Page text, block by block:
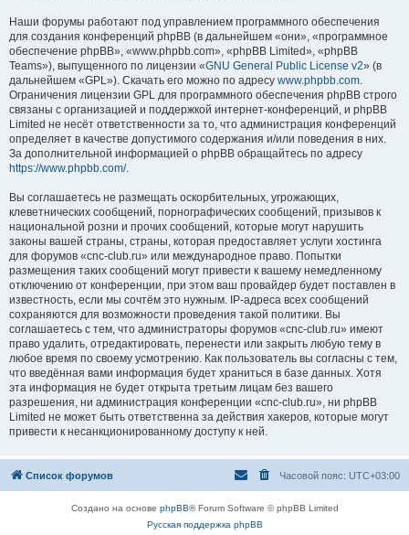
Наши форумы работают под управлением программного обеспечения
для создания конференций phpBB (в дальнейшем «они», «программное
обеспечение phpBB», «www.phpbb.com», «phpBB Limited», «phpBB
Teams»), выпущенного по лицензии «GNU General Public License v2» (в
дальнейшем «GPL»). Скачать его можно по адресу www.phpbb.com.
Ограничения лицензии GPL для программного обеспечения phpBB строго
связаны с организацией и поддержкой интернет-конференций, и phpBB
Limited не несёт ответственности за то, что администрация конференций
определяет в качестве допустимого содержания и/или поведения в них.
За дополнительной информацией о phpBB обращайтесь по адресу
https://www.phpbb.com/.
Вы соглашаетесь не размещать оскорбительных, угрожающих,
клеветнических сообщений, порнографических сообщений, призывов к
национальной розни и прочих сообщений, которые могут нарушить
законы вашей страны, страны, которая предоставляет услуги хостинга
для форумов «cnc-club.ru» или международное право. Попытки
размещения таких сообщений могут привести к вашему немедленному
отключению от конференции, при этом ваш провайдер будет поставлен в
известность, если мы сочтём это нужным. IP-адреса всех сообщений
сохраняются для возможности проведения такой политики. Вы
соглашаетесь с тем, что администраторы форумов «cnc-club.ru» имеют
право удалить, отредактировать, перенести или закрыть любую тему в
любое время по своему усмотрению. Как пользователь вы согласны с тем,
что введённая вами информация будет храниться в базе данных. Хотя
эта информация не будет открыта третьим лицам без вашего
разрешения, ни администрация конференции «cnc-club.ru», ни phpBB
Limited не может быть ответственна за действия хакеров, которые могут
привести к несанкционированному доступу к ней.
Список форумов Часовой пояс: UTC+03:00
Создано на основе phpBB® Forum Software © phpBB Limited
Русская поддержка phpBB